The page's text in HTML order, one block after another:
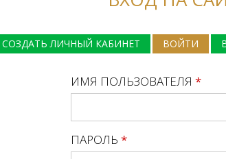
СОЗДАТЬ ЛИЧНЫЙ КАБИНЕТ ВОЙТИ
ИМЯ ПОЛЬЗОВАТЕЛЯ *
ПАРОЛЬ *